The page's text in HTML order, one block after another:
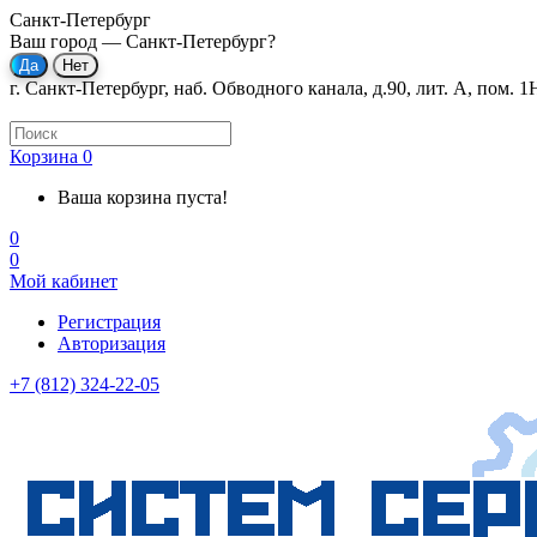
Санкт-Петербург
Ваш город — Санкт-Петербург?
г. Санкт-Петербург, наб. Обводного канала, д.90, лит. А, пом.
Корзина 0
Ваша корзина пуста!
0
0
Мой кабинет
Регистрация
Авторизация
+7 (812) 324-22-05